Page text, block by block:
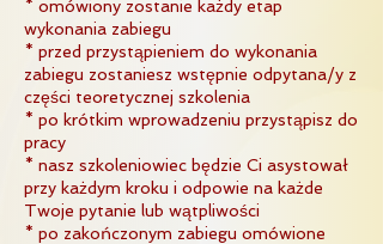
* omówiony zostanie każdy etap
wykonania zabiegu
* przed przystąpieniem do wykonania
zabiegu zostaniesz wstępnie odpytana/y z
części teoretycznej szkolenia
* po krótkim wprowadzeniu przystąpisz do
pracy
* nasz szkoleniowiec będzie Ci asystował
przy każdym kroku i odpowie na każde
Twoje pytanie lub wątpliwości
* po zakończonym zabiegu omówione